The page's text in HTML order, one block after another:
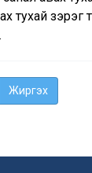
тухай зэрэг
Жиргэх